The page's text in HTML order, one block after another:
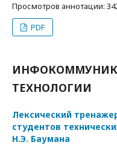
Просмотров аннотации:
PDF
ТЕХНОЛОГИИ
Лексический
студентов
Н.Э. Баумана